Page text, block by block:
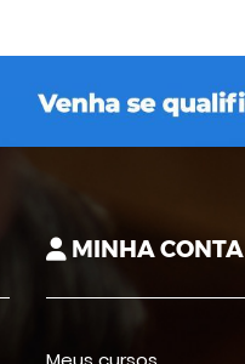
MINHA CONTA